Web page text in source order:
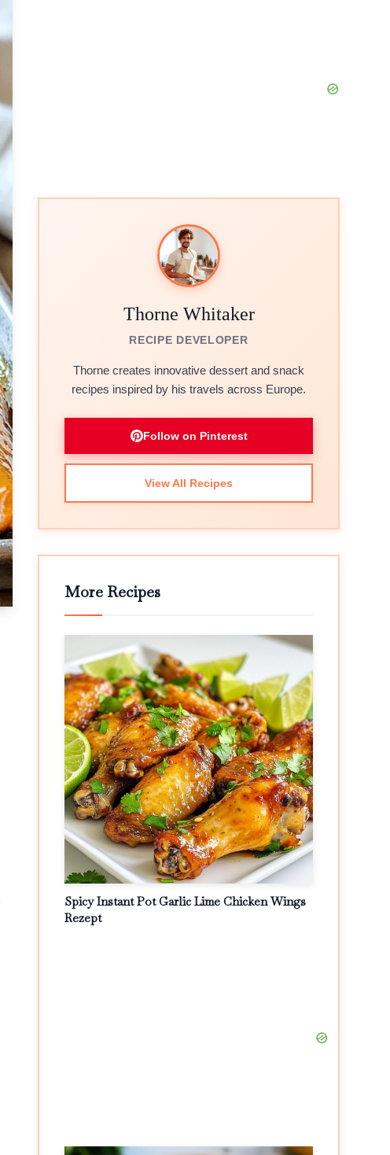
Thorne Whitaker
RECIPE DEVELOPER
Thorne creates innovative dessert and snack
recipes inspired by his travels across Europe.
Follow on Pinterest
View All Recipes
More Recipes
Spicy Instant Pot Garlic Lime Chicken Wings
Rezept